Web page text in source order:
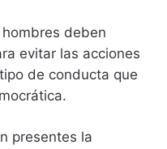
deben
evitar las acciones
de conducta que
presentes la